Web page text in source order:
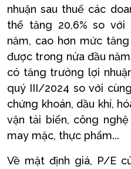
nhuận sau thuế các
thể tăng 20,6% so
năm, cao hơn mức
được trong nửa đầu
có tăng trưởng lợi
quý III/2024 so với
chứng khoán, dầu khí,
vận tải biển, công
may mặc, thực phẩm...
Về mặt định giá, P/E